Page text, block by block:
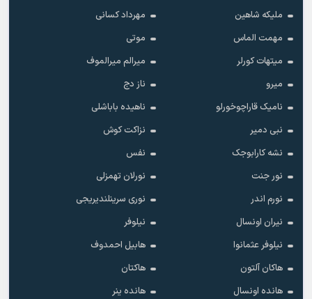
ملیکه شاهین
مهرداد کسانی
مهمت الماس
موتی
میتهات کورلر
میرالم میرالموف
میرو
ناز دج
نامیک قاراچوخورلو
ناهیده باباشلی
نبی دمیر
نزاکت کوش
نشه کارابوجک
نفس
نور جنت
نورلان تهمزلی
نورم اندر
نوری سرینلندیریجی
نیران اونسال
نیلوفر
نیلوفر عثمانوا
هابیل احمدوف
هاکان آلتون
هاکتان
هانده اونسال
هانده ینر